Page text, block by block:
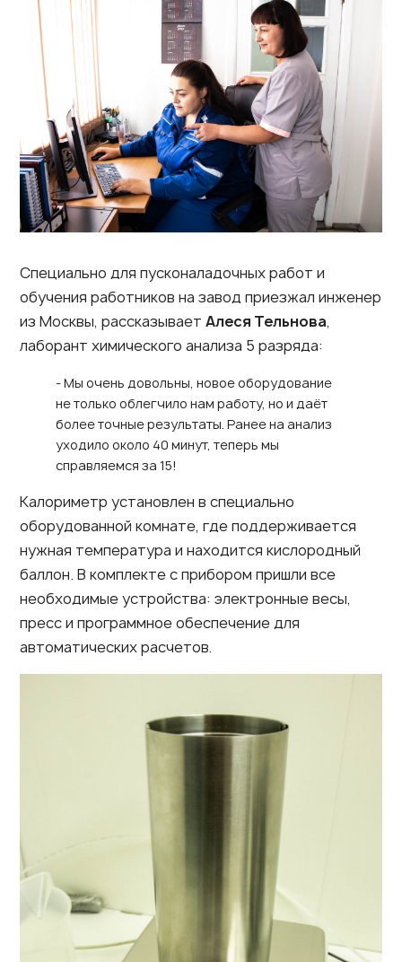
Специально для пусконаладочных работ и
обучения работников на завод приезжал инженер
из Москвы, рассказываетАлеся Тельнова,
лаборант химического анализа 5 разряда:
- Мы очень довольны, новое оборудование
не только облегчило нам работу, но и даёт
более точные результаты. Ранее на анализ
уходило около 40 минут, теперь мы
справляемся за 15!
Калориметр установлен в специально
оборудованной комнате, где поддерживается
нужная температура и находится кислородный
баллон. В комплекте с прибором пришли все
необходимые устройства: электронные весы,
пресс и программное обеспечение для
автоматических расчетов.